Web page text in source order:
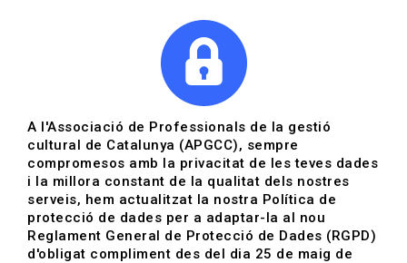
Actualitza't
Vols estar al dia?
HOME / BLOG
A l'Associació de Professionals de la gestió
cultural de Catalunya (APGCC), sempre
compromesos amb la privacitat de les teves dades
i la millora constant de la qualitat dels nostres
serveis, hem actualitzat la nostra Política de
protecció de dades per a adaptar-la al nou
Reglament General de Protecció de Dades (RGPD)
d'obligat compliment des del dia 25 de maig de